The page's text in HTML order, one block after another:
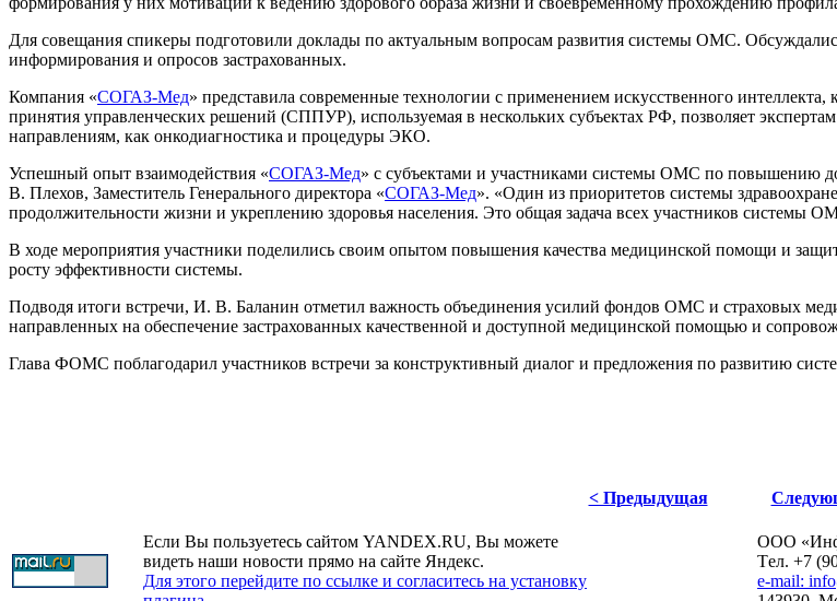
Для совещания спикеры подготовили доклады по актуальным вопросам развития системы ОМС.
информирования и опросов застрахованных.
Компания «СОГАЗ-Мед» представила современные технологии с применением искусственного
принятия управленческих решений (СППУР), используемая в нескольких субъектах РФ, позволяет
направлениям, как онкодиагностика и процедуры ЭКО.
Успешный опыт взаимодействия «СОГАЗ-Мед» с субъектами и участниками системы ОМС по повышению
В. Плехов, Заместитель Генерального директора «СОГАЗ-Мед». «Один из приоритетов системы
продолжительности жизни и укреплению здоровья населения. Это общая задача всех участников системы
В ходе мероприятия участники поделились своим опытом повышения качества медицинской помощи и
росту эффективности системы.
Подводя итоги встречи, И. В. Баланин отметил важность объединения усилий фондов ОМС и страховых
направленных на обеспечение застрахованных качественной и доступной медицинской помощью и
Глава ФОМС поблагодарил участников встречи за конструктивный диалог и предложения по развитию
< Предыдущая
Если Вы пользуетесь сайтом YANDEX.RU, Вы можете
видеть наши новости прямо на сайте Яндекс.
Для этого перейдите по ссылке и согласитесь на установку
ОOO
Tел. +7
e-mail: